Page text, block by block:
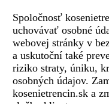
Spoločnosť
uchovávať osobné
webovej stránky v
a uskutoční také
riziko straty, úniku,
osobných údajov.
kosenietrencin.sk a